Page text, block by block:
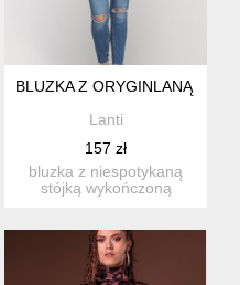
- KATE BLACK
BLUZKA Z ORYGINLANĄ
Lanti
157 zł
bluzka z niespotykaną
stójką wykończoną